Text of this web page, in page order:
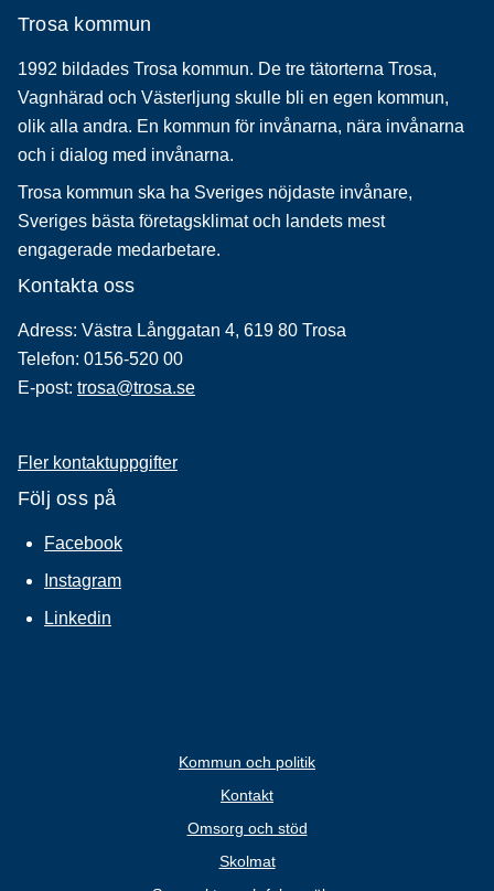
Trosa kommun
1992 bildades Trosa kommun. De tre tätorterna Trosa,
Vagnhärad och Västerljung skulle bli en egen kommun,
olik alla andra. En kommun för invånarna, nära invånarna
och i dialog med invånarna.
Trosa kommun ska ha Sveriges nöjdaste invånare,
Sveriges bästa företagsklimat och landets mest
engagerade medarbetare.
Kontakta oss
Adress: Västra Långgatan 4, 619 80 Trosa
Telefon: 0156-520 00
E-post: trosa@trosa.se
Fler kontaktuppgifter
Följ oss på
Facebook
Instagram
Linkedin
Kommun och politik
Kontakt
Omsorg och stöd
Skolmat